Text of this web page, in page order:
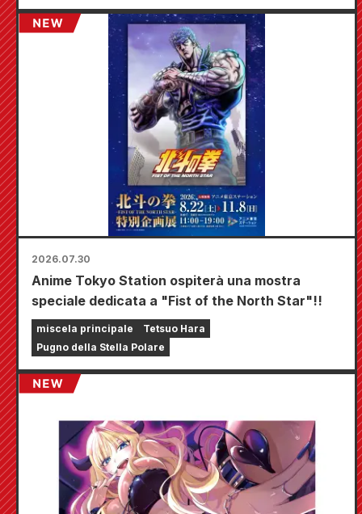
dove potrete aggiudicarvi una mini card
disegnata appositamente (4 tipi in totale)!
2026.07.30
Anime Tokyo Station ospiterà una mostra
speciale dedicata a "Fist of the North Star"!!
miscela principale
Tetsuo Hara
Pugno della Stella Polare